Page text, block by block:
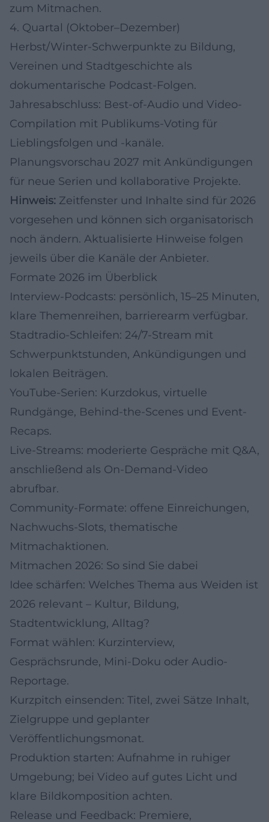
zum Mitmachen.
4. Quartal (Oktober–Dezember)
Herbst/Winter-Schwerpunkte zu Bildung,
Vereinen und Stadtgeschichte als
dokumentarische Podcast-Folgen.
Jahresabschluss: Best-of-Audio und Video-
Compilation mit Publikums-Voting für
Lieblingsfolgen und -kanäle.
Planungsvorschau 2027 mit Ankündigungen
für neue Serien und kollaborative Projekte.
Hinweis: Zeitfenster und Inhalte sind für 2026
vorgesehen und können sich organisatorisch
noch ändern. Aktualisierte Hinweise folgen
jeweils über die Kanäle der Anbieter.
Formate 2026 im Überblick
Interview-Podcasts: persönlich, 15–25 Minuten,
klare Themenreihen, barrierearm verfügbar.
Stadtradio-Schleifen: 24/7-Stream mit
Schwerpunktstunden, Ankündigungen und
lokalen Beiträgen.
YouTube-Serien: Kurzdokus, virtuelle
Rundgänge, Behind-the-Scenes und Event-
Recaps.
Live-Streams: moderierte Gespräche mit Q&A,
anschließend als On-Demand-Video
abrufbar.
Community-Formate: offene Einreichungen,
Nachwuchs-Slots, thematische
Mitmachaktionen.
Mitmachen 2026: So sind Sie dabei
Idee schärfen: Welches Thema aus Weiden ist
2026 relevant – Kultur, Bildung,
Stadtentwicklung, Alltag?
Format wählen: Kurzinterview,
Gesprächsrunde, Mini-Doku oder Audio-
Reportage.
Kurzpitch einsenden: Titel, zwei Sätze Inhalt,
Zielgruppe und geplanter
Veröffentlichungsmonat.
Produktion starten: Aufnahme in ruhiger
Umgebung; bei Video auf gutes Licht und
klare Bildkomposition achten.
Release und Feedback: Premiere,